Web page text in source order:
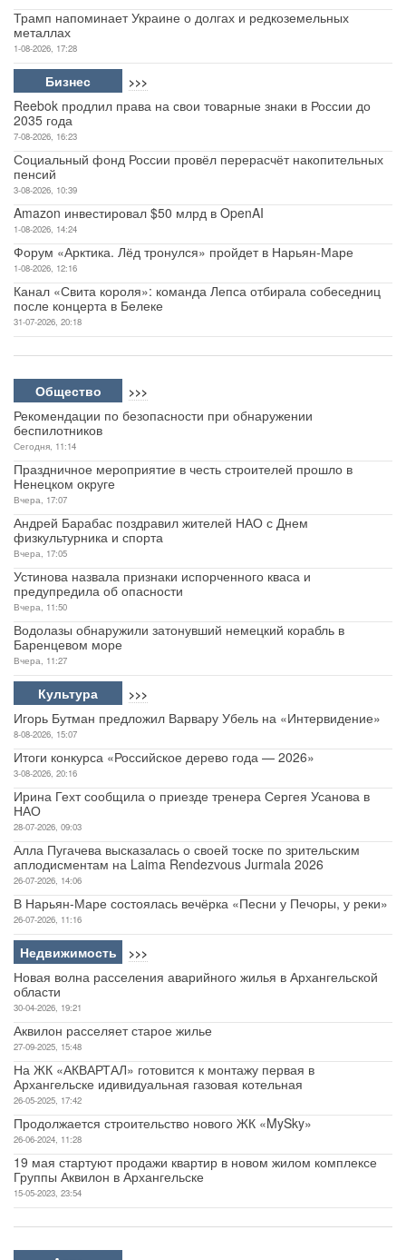
Трамп напоминает Украине о долгах и редкоземельных
металлах
1-08-2026, 17:28
Бизнес >>>
Reebok продлил права на свои товарные знаки в России до
2035 года
7-08-2026, 16:23
Социальный фонд России провёл перерасчёт накопительных
пенсий
3-08-2026, 10:39
Amazon инвестировал $50 млрд в OpenAI
1-08-2026, 14:24
Форум «Арктика. Лёд тронулся» пройдет в Нарьян-Маре
1-08-2026, 12:16
Канал «Свита короля»: команда Лепса отбирала собеседниц
после концерта в Белеке
31-07-2026, 20:18
Общество >>>
Рекомендации по безопасности при обнаружении
беспилотников
Сегодня, 11:14
Праздничное мероприятие в честь строителей прошло в
Ненецком округе
Вчера, 17:07
Андрей Барабас поздравил жителей НАО с Днем
физкультурника и спорта
Вчера, 17:05
Устинова назвала признаки испорченного кваса и
предупредила об опасности
Вчера, 11:50
Водолазы обнаружили затонувший немецкий корабль в
Баренцевом море
Вчера, 11:27
Культура >>>
Игорь Бутман предложил Варвару Убель на «Интервидение»
8-08-2026, 15:07
Итоги конкурса «Российское дерево года — 2026»
3-08-2026, 20:16
Ирина Гехт сообщила о приезде тренера Сергея Усанова в
НАО
28-07-2026, 09:03
Алла Пугачева высказалась о своей тоске по зрительским
аплодисментам на Laima Rendezvous Jurmala 2026
26-07-2026, 14:06
В Нарьян-Маре состоялась вечёрка «Песни у Печоры, у реки»
26-07-2026, 11:16
Недвижимость >>>
Новая волна расселения аварийного жилья в Архангельской
области
30-04-2026, 19:21
Аквилон расселяет старое жилье
27-09-2025, 15:48
На ЖК «АКВАРТАЛ» готовится к монтажу первая в
Архангельске идивидуальная газовая котельная
26-05-2025, 17:42
Продолжается строительство нового ЖК «MySky»
26-06-2024, 11:28
19 мая стартуют продажи квартир в новом жилом комплексе
Группы Аквилон в Архангельске
15-05-2023, 23:54